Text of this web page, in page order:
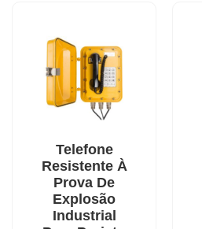
Telefone
Resistente À
Prova De
Explosão
Industrial